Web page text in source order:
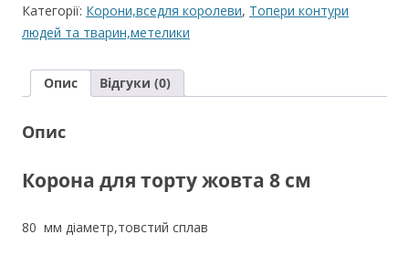
з
жовтим
кількість
Категорії: Корони,вседля королеви, Топери контури
людей та тварин,метелики
Опис Відгуки (0)
Опис
Корона для торту жовта 8 см
80 мм діаметр,товстий сплав